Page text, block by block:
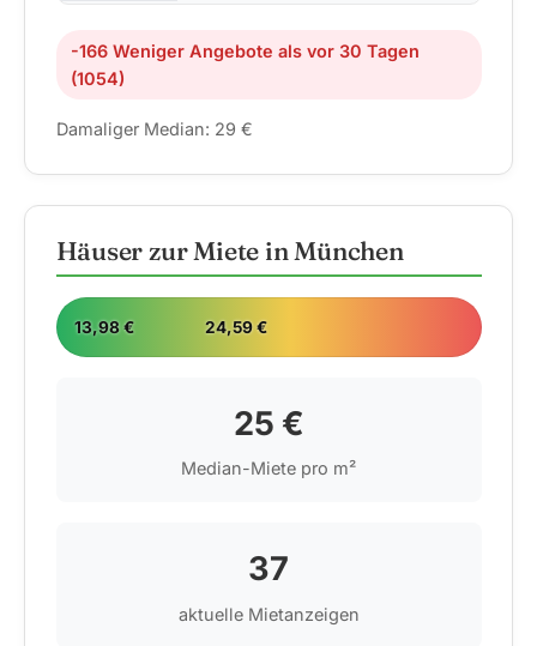
-166 Weniger Angebote als vor 30 Tagen
(1054)
Damaliger Median: 29 €
Häuser zur Miete in München
13,98 € 24,59 €
25 €
Median-Miete pro m²
37
aktuelle Mietanzeigen